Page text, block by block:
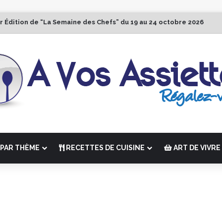
Édition de “La Semaine des Chefs” du 19 au 24 octobre 2026
THÈME RECETTES DE CUISINE ART DE VIVRE